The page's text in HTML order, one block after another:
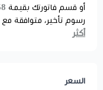
أو قسم فاتورتك بقيمة
رسوم تأخير، متوافقة
أكثر
السعر